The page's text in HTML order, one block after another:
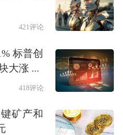
，日本动画片在中
和口碑。然而，任
观众的审美疲劳，
度至关重要。
公司正在推进多项
力度，多维度激活
421评论
标普创
大涨 ...
418评论
矿产和